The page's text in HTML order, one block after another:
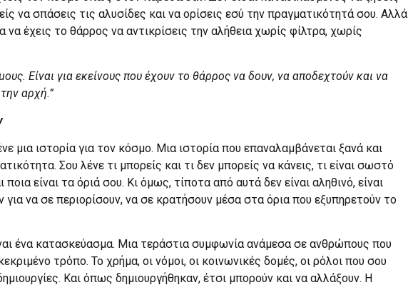
να σπάσεις τις αλυσίδες και να ορίσεις εσύ την πραγματικότητά σου. Αλλά
έχεις το θάρρος να αντικρίσεις την αλήθεια χωρίς φίλτρα, χωρίς
Είναι για εκείνους που έχουν το θάρρος να δουν, να αποδεχτούν και να
αρχή.”
μια ιστορία για τον κόσμο. Μια ιστορία που επαναλαμβάνεται ξανά και
Σου λένε τι μπορείς και τι δεν μπορείς να κάνεις, τι είναι σωστό
είναι τα όριά σου. Κι όμως, τίποτα από αυτά δεν είναι αληθινό, είναι
να σε περιορίσουν, να σε κρατήσουν μέσα στα όρια που εξυπηρετούν το
ένα κατασκεύασμα. Μια τεράστια συμφωνία ανάμεσα σε ανθρώπους που
τρόπο. Το χρήμα, οι νόμοι, οι κοινωνικές δομές, οι ρόλοι που σου
Και όπως δημιουργήθηκαν, έτσι μπορούν και να αλλάξουν. Η